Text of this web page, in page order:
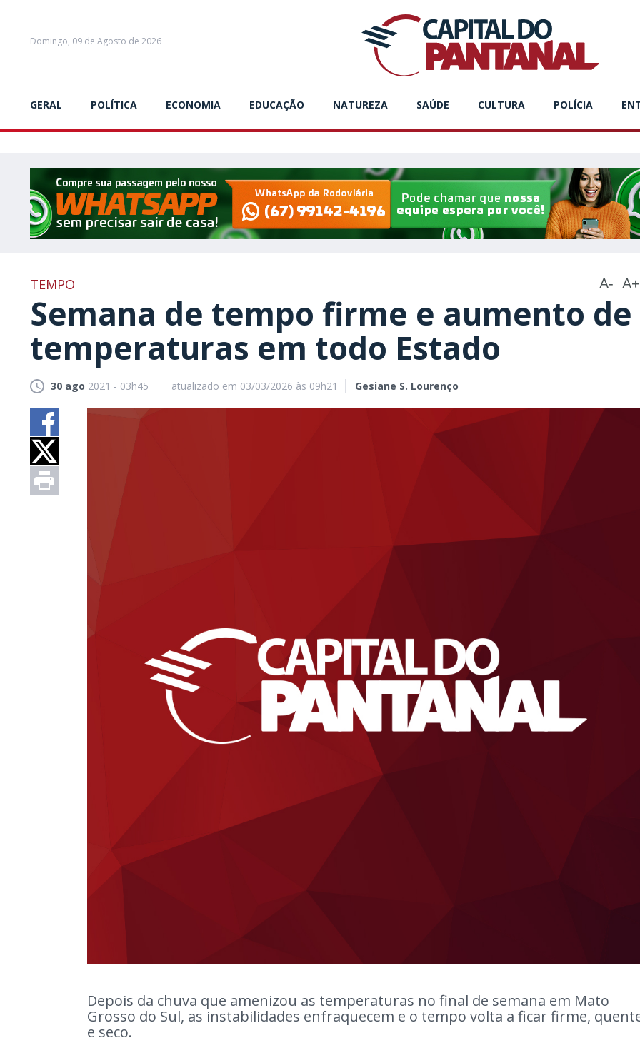
Domingo, 09 de Agosto de 2026
GERAL POLÍTICA ECONOMIA EDUCAÇÃO NATUREZA SAÚDE CULTURA POLÍCIA
TEMPO A- A+
Semana de tempo firme e aumento de
temperaturas em todo Estado
30 ago 2021 - 03h45 atualizado em 03/03/2026 às 09h21 Gesiane S. Lourenço
Depois da chuva que amenizou as temperaturas no final de semana em Mato
Grosso do Sul, as instabilidades enfraquecem e o tempo volta a ficar firme,
e seco.